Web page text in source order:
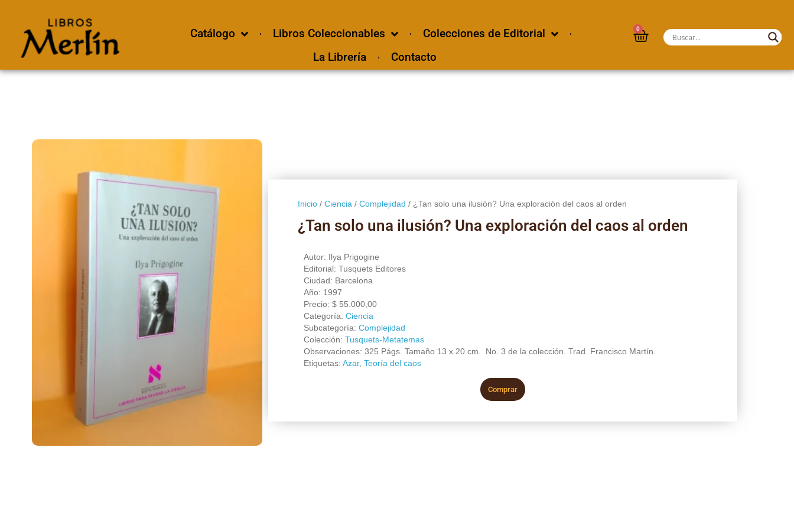
Catálogo Libros Coleccionables
Colecciones de Editorial
La Librería
Contacto
0
Inicio/ Ciencia / Complejidad / ¿Tan solo una ilusión? Una exploración del caos al orden
¿Tan solo una ilusión? Una exploración del caos al orden
Autor: Ilya Prigogine
Editorial: Tusquets Editores
Ciudad: Barcelona
Año: 1997
Precio: $55.000,00
Categoría: Ciencia
Subcategoría: Complejidad
Colección: Tusquets-Metatemas
Observaciones: 325 Págs. Tamaño 13 x 20 cm. No. 3 de la colección. Trad. Francisco Martín.
Etiquetas: Azar, Teoría del caos
Comprar